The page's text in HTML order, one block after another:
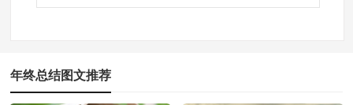
年终总结图文推荐